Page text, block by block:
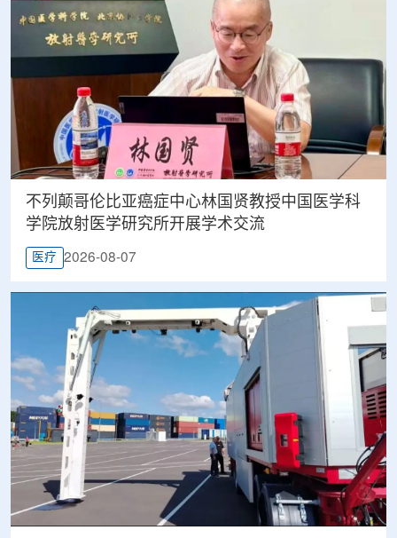
不列颠哥伦比亚癌症中心林国贤教授中国医学科
学院放射医学研究所开展学术交流
医疗 2026-08-07